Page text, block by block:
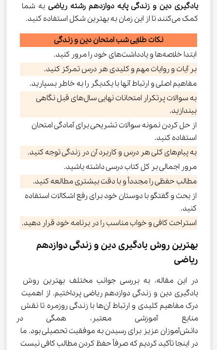
یادگیری دین و زندگی پایه دوازدهم رشته ریاضی به شما
کمک می‌کنند تا از این زمان به بهترین شکل استفاده کنید.
نکات طلایی شب امتحان دین و زندگی
ابتدا خلاصه‌ها و یادداشت‌های خود را مرور کنید.
بر آیات و روایات مهم و کلیدی هر درس تمرکز کنید.
مفاهیم اصلی و ارتباط آنها با یکدیگر را به خاطر بسپارید.
به سوالات پرتکرار امتحانات نهایی سال‌های قبل نگاهی
بیندازید.
از حل کردن نمونه سوالات تشریحی برای آمادگی امتحان
استفاده کنید.
به پیام‌های کلی هر درس و کاربرد آن در زندگی توجه کنید.
مرور اجمالی بر کل کتاب درسی داشته باشید.
مطالب حفظی را مجدداً و با دقت بیشتری مطالعه کنید.
از بحث و گفتگو با دوستان خود برای رفع اشکالات استفاده
کنید.
استراحت کافی و خواب مناسب را در برنامه خود قرار دهید.
بهترین روش یادگیری دین و زندگی دوازدهم
ریاضی
در این مقاله، به بررسی جوانب مختلف بهترین روش
یادگیری دین و زندگی دوازدهم ریاضی پرداختیم. از اهمیت
درک مفاهیم کلیدی و ارتباط آن‌ها با زندگی روزمره تا نقش
منابع آموزشی معتبر،
دانش‌آموزان عزیز برای رسیدن به موفقیت تحصیلی بود. ما
در اینجا تأکید کردیم که صرفاً حفظ کردن مطالب کافی نیست